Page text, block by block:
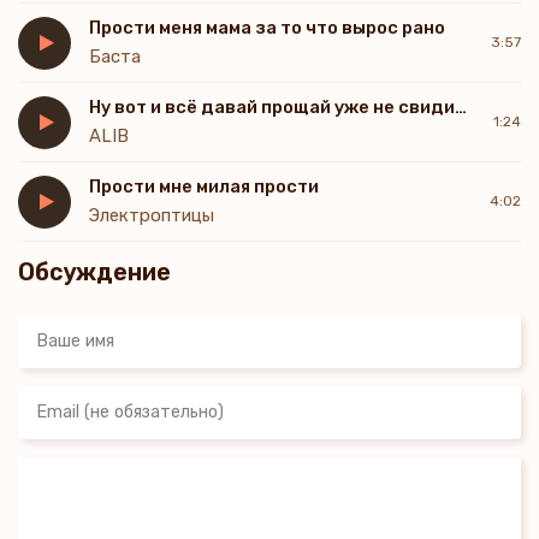
Ты самая лучшая
В написании сказок
Помнишь, как начиналось?
Для тебя несерьёзно
Но после, прыгнув в кузов
Отпали твои вопросы
Ты была хороша, но я не спешил
Пытался ещё глубже достать до твоей души
Но вновь бился об пустоту
Я заплачу за твоё «люблю
Прости меня мама за то что вырос рано
Баста
3:57
Ну вот и всё давай прощай уже не свидимся
ALIB
1:24
Прости мне милая прости
Электроптицы
4:02
Обсуждение